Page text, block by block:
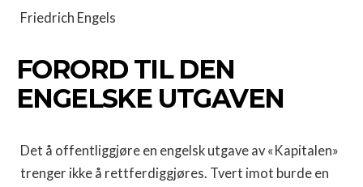
Friedrich Engels
FORORD TIL DEN
ENGELSKE UTGAVEN
Det å offentliggjøre en engelsk utgave av «Kapitalen»
trenger ikke å rettferdiggjøres. Tvert imot burde en